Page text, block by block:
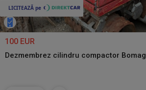
100 EUR
Dezmembrez cilindru compactor Bomag